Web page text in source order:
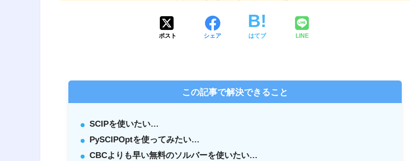
ポスト シェア はてブ LINE
この記事で解決できること
SCIPを使いたい…
PySCIPOptを使ってみたい…
CBCよりも早い無料のソルバーを使いたい…